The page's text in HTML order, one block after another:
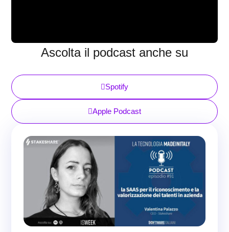
Ascolta il podcast anche su
Spotify
Apple Podcast